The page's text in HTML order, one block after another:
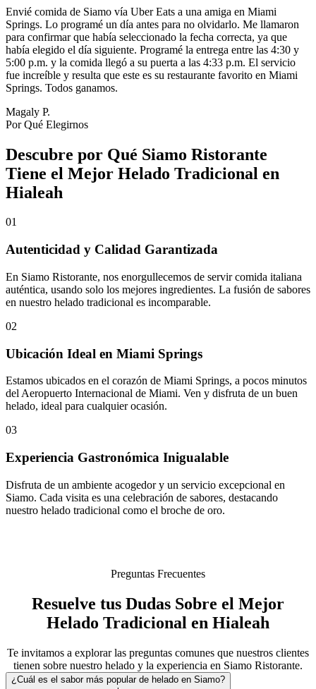
Envié comida de Siamo vía Uber Eats a una amiga en Miami
Springs. Lo programé un día antes para no olvidarlo. Me llamaron
para confirmar que había seleccionado la fecha correcta, ya que
había elegido el día siguiente. Programé la entrega entre las 4:30 y
5:00 p.m. y la comida llegó a su puerta a las 4:33 p.m. El servicio
fue increíble y resulta que este es su restaurante favorito en Miami
Springs. Todos ganamos.
Magaly P.
Por Qué Elegirnos
Descubre por Qué Siamo Ristorante
Tiene el Mejor Helado Tradicional en
Hialeah
01
Autenticidad y Calidad Garantizada
En Siamo Ristorante, nos enorgullecemos de servir comida italiana
auténtica, usando solo los mejores ingredientes. La fusión de sabores
en nuestro helado tradicional es incomparable.
02
Ubicación Ideal en Miami Springs
Estamos ubicados en el corazón de Miami Springs, a pocos minutos
del Aeropuerto Internacional de Miami. Ven y disfruta de un buen
helado, ideal para cualquier ocasión.
03
Experiencia Gastronómica Inigualable
Disfruta de un ambiente acogedor y un servicio excepcional en
Siamo. Cada visita es una celebración de sabores, destacando
nuestro helado tradicional como el broche de oro.
Preguntas Frecuentes
Resuelve tus Dudas Sobre el Mejor
Helado Tradicional en Hialeah
Te invitamos a explorar las preguntas comunes que nuestros clientes
tienen sobre nuestro helado y la experiencia en Siamo Ristorante.
¿Cuál es el sabor más popular de helado en Siamo?